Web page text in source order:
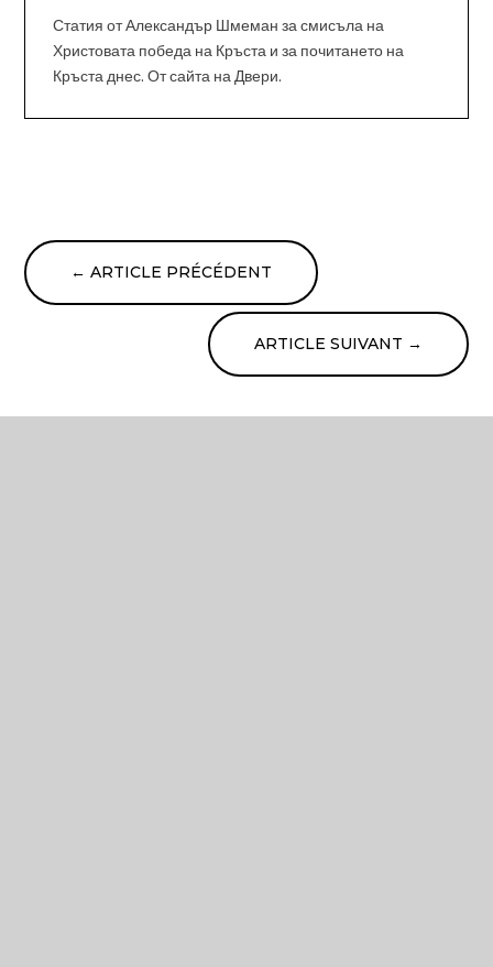
Статия от Александър Шмеман за смисъла на
Христовата победа на Кръста и за почитането на
Кръста днес. От сайта на Двери.
←ARTICLE PRÉCÉDENT
ARTICLE SUIVANT →